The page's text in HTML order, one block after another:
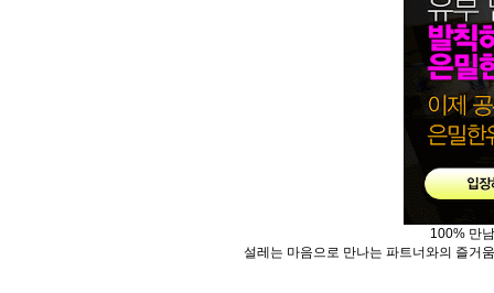
100% 만
설레는 마음으로 만나는 파트너와의 즐거